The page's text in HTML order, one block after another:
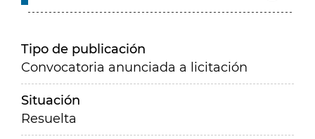
Tipo de publicación
Convocatoria anunciada a licitación
Situación
Resuelta